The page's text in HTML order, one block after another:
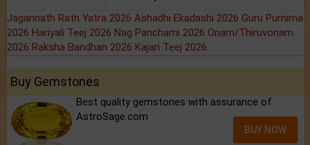
Jagannath Rath Yatra 2026 Ashadhi Ekadashi 2026 Guru Purnima
2026 Hariyali Teej 2026 Nag Panchami 2026 Onam/Thiruvonam
2026 Raksha Bandhan 2026 Kajari Teej 2026
Buy Gemstones
Best quality gemstones with assurance of
AstroSage.com
BUY NOW